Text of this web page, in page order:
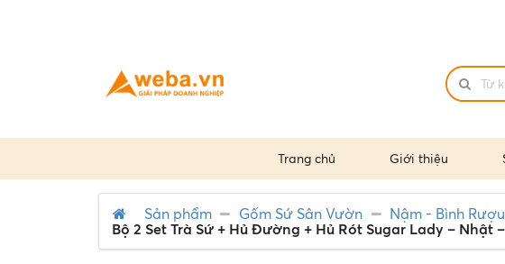
Trang chủ Giới thiệu
Sản phẩm Gốm Sứ Sân Vườn Nậm - Bình Rượu
Bộ 2 Set Trà Sứ + Hủ Đường + Hủ Rót Sugar Lady – Nhật